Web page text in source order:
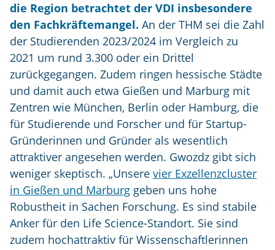
die Region betrachtet der VDI insbesondere
den Fachkräftemangel. An der THM sei die Zahl
der Studierenden 2023/2024 im Vergleich zu
2021 um rund 3.300 oder ein Drittel
zurückgegangen. Zudem ringen hessische Städte
und damit auch etwa Gießen und Marburg mit
Zentren wie München, Berlin oder Hamburg, die
für Studierende und Forscher und für Startup-
Gründerinnen und Gründer als wesentlich
attraktiver angesehen werden. Gwozdz gibt sich
weniger skeptisch. „Unsere vier Exzellenzcluster
in Gießen und Marburg geben uns hohe
Robustheit in Sachen Forschung. Es sind stabile
Anker für den Life Science-Standort. Sie sind
zudem hochattraktiv für Wissenschaftlerinnen